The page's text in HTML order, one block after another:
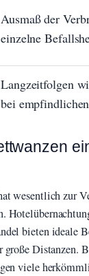
Ausmaß der
einzelne
Langzeitfolgen
bei
wesentlich zur
bieten ideale
große Distanzen.
viele